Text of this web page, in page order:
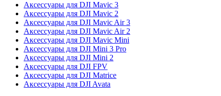
Аксессуары для DJI Mavic 3
Аксессуары для DJI Mavic 2
Аксессуары для DJI Mavic Air 3
Аксессуары для DJI Mavic Air 2
Аксессуары для DJI Mavic Mini
Аксессуары для DJI Mini 3 Pro
Аксессуары для DJI Mini 2
Аксессуары для DJI FPV
Аксессуары для DJI Matrice
Аксессуары для DJI Avata